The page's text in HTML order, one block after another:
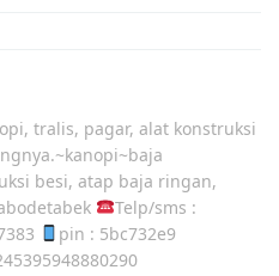
tralis, pagar, alat konstruksi
besi, atap baja ringan,
Telp/sms :
pin : 5bc732e9